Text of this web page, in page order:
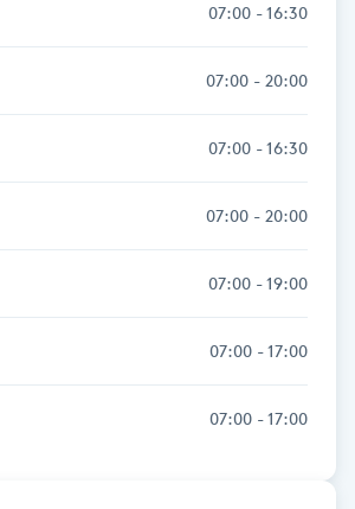
07:00 - 16:30
07:00 - 20:00
07:00 - 16:30
07:00 - 20:00
07:00 - 19:00
07:00 - 17:00
07:00 - 17:00